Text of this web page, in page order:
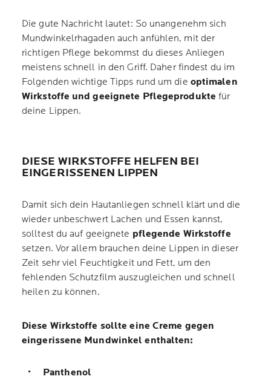
Die gute Nachricht lautet: So unangenehm sich
Mundwinkelrhagaden auch anfühlen, mit der
richtigen Pflege bekommst du dieses Anliegen
meistens schnell in den Griff. Daher findest du im
Folgenden wichtige Tipps rund um die optimalen
Wirkstoffe und geeignete Pflegeprodukte für
deine Lippen.
DIESE WIRKSTOFFE HELFEN BEI
EINGERISSENEN LIPPEN
Damit sich dein Hautanliegen schnell klärt und die
wieder unbeschwert Lachen und Essen kannst,
solltest du auf geeignete pflegende Wirkstoffe
setzen. Vor allem brauchen deine Lippen in dieser
Zeit sehr viel Feuchtigkeit und Fett, um den
fehlenden Schutzfilm auszugleichen und schnell
heilen zu können.
Diese Wirkstoffe sollte eine Creme gegen
eingerissene Mundwinkel enthalten:
Panthenol